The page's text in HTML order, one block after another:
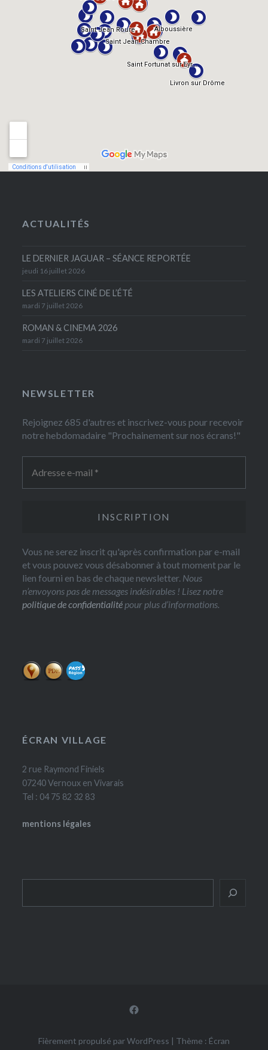
ACTUALITÉS
LE DERNIER JAGUAR – SÉANCE REPORTÉE
jeudi 16 juillet 2026
LES ATELIERS CINÉ DE L’ÉTÉ
mardi 7 juillet 2026
ROMAN & CINEMA 2026
mardi 7 juillet 2026
NEWSLETTER
Rejoignez 685 d'autres et inscrivez-vous pour recevoir
notre hebdomadaire "Prochainement sur nos écrans!"
Vous ne serez inscrit qu'après confirmation par e-mail
et vous pouvez vous désabonner à tout moment par le
lien fourni en bas de chaque newsletter. Nous
n’envoyons pas de messages indésirables ! Lisez notre
politique de confidentialité pour plus d’informations.
ÉCRAN VILLAGE
2 rue Raymond Finiels
07240 Vernoux en Vivarais
Tel : 04 75 82 32 83
mentions légales
Facebook
Fièrement propulsé par WordPress | Thème : Écran